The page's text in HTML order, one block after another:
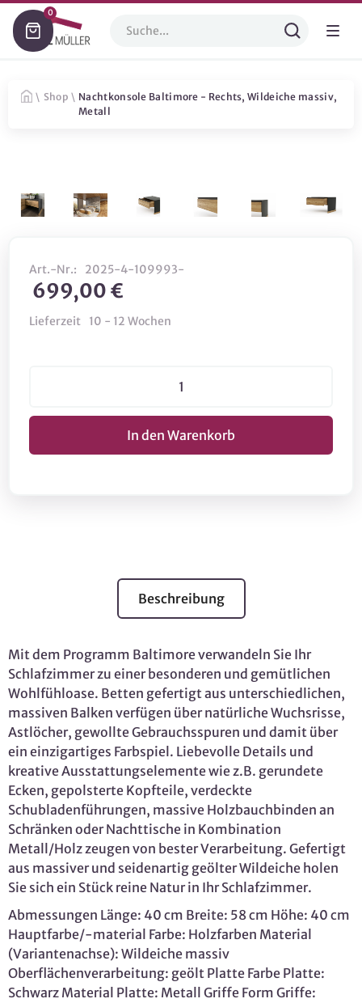
0
\ Shop \ Nachtkonsole Baltimore - Rechts, Wildeiche massiv,
Metall
Art.-Nr.: 2025-4-109993-
699,00 €
Lieferzeit 10 - 12 Wochen
Beschreibung
Mit dem Programm Baltimore verwandeln Sie Ihr
Schlafzimmer zu einer besonderen und gemütlichen
Wohlfühloase. Betten gefertigt aus unterschiedlichen,
massiven Balken verfügen über natürliche Wuchsrisse,
Astlöcher, gewollte Gebrauchsspuren und damit über
ein einzigartiges Farbspiel. Liebevolle Details und
kreative Ausstattungselemente wie z.B. gerundete
Ecken, gepolsterte Kopfteile, verdeckte
Schubladenführungen, massive Holzbauchbinden an
Schränken oder Nachttische in Kombination
Metall/Holz zeugen von bester Verarbeitung. Gefertigt
aus massiver und seidenartig geölter Wildeiche holen
Sie sich ein Stück reine Natur in Ihr Schlafzimmer.
Abmessungen Länge: 40 cm Breite: 58 cm Höhe: 40 cm
Hauptfarbe/-material Farbe: Holzfarben Material
(Variantenachse): Wildeiche massiv
Oberflächenverarbeitung: geölt Platte Farbe Platte:
Schwarz Material Platte: Metall Griffe Form Griffe: